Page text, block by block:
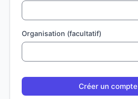
Organisation (facultatif)
Créer un compte